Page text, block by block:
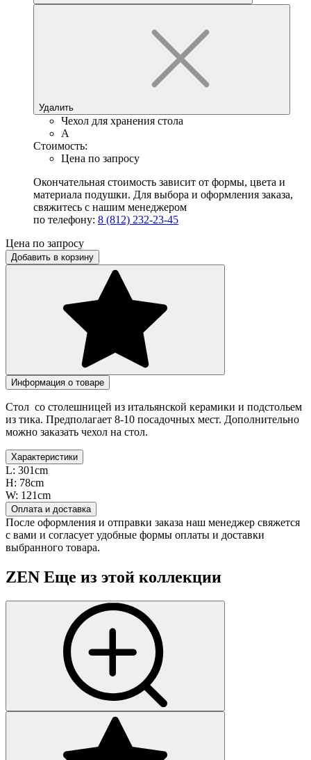
Удалить
Чехол для хранения стола
A
Стоимость:
Цена по запросу
Окончательная стоимость зависит от формы, цвета и
материала подушки. Для выбора и оформления заказа,
свяжитесь с нашим менеджером
по телефону: 8 (812) 232-23-45
Цена по запросу
Добавить в корзину
Информация о товаре
Стол со столешницей из итальянской керамики и подстольем
из тика. Предполагает 8-10 посадочных мест. Дополнительно
можно заказать чехол на стол.
Характеристики
L: 301cm
H: 78cm
W: 121cm
Оплата и доставка
После оформления и отправки заказа наш менеджер свяжется
с вами и согласует удобные формы оплаты и доставки
выбранного товара.
ZEN Еще из этой коллекции